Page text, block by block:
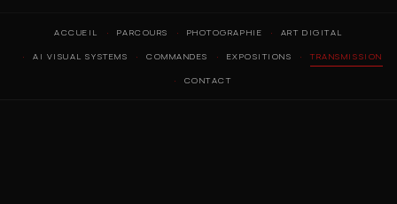
ACCUEIL PARCOURS PHOTOGRAPHIE ART DIGITAL
AI VISUAL SYSTEMS COMMANDES EXPOSITIONS TRANSMISSION
CONTACT